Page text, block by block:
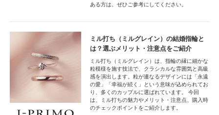
ある方は、ぜひご参考にしてください。
ミル打ち（ミルグレイン）の結婚指輪と
は？選ぶメリット・注意点をご紹介
ミル打ち（ミルグレイン）は、指輪の縁に細かな
粒模様を施す技法で、クラシカルな雰囲気と高級
感を演出します。粒が連なるデザインには「永遠
の愛」「幸福が続く」という意味が込められてお
り、多くのカップルに選ばれています。 今回
は、ミル打ちの魅力やメリット・注意点、購入時
のチェックポイントをご紹介します。